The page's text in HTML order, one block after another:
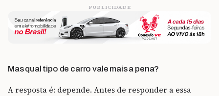
PUBLICIDADE
Mas qual tipo de carro vale mais a pena?
A resposta é: depende. Antes de responder a essa